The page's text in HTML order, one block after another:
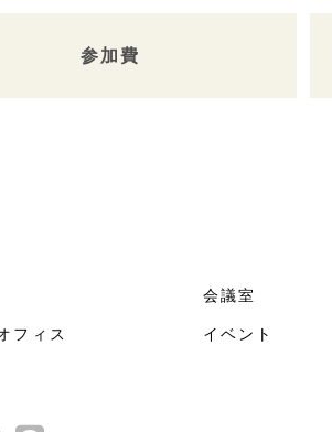
参加費
会議室
フィス イベント